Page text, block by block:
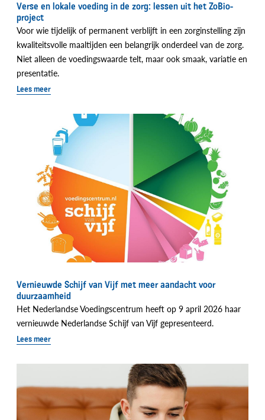
Verse en lokale voeding in de zorg: lessen uit het ZoBio-
project
Voor wie tijdelijk of permanent verblijft in een zorginstelling zijn
kwaliteitsvolle maaltijden een belangrijk onderdeel van de zorg.
Niet alleen de voedingswaarde telt, maar ook smaak, variatie en
presentatie.
Lees meer
Vernieuwde Schijf van Vijf met meer aandacht voor
duurzaamheid
Het Nederlandse Voedingscentrum heeft op 9 april 2026 haar
vernieuwde Nederlandse Schijf van Vijf gepresenteerd.
Lees meer